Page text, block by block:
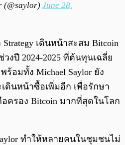
(@saylor) June 28,
เดินหน้าสะสม Bitcoin
งปี 2024-2025 ที่ต้นทุนเฉลี่ย
อมทั้ง Michael Saylor ยัง
ดินหน้าซื้อเพิ่มอีก เพื่อรักษา
รอง Bitcoin มากที่สุดในโลก
ทำให้หลายคนในชุมชนไม่